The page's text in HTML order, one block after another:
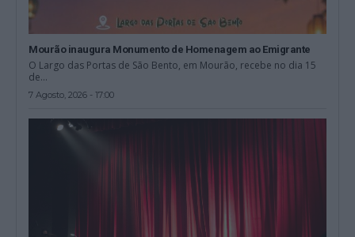
Mourão inaugura Monumento de Homenagem ao Emigrante
O Largo das Portas de São Bento, em Mourão, recebe no dia 15
de...
7 Agosto, 2026 - 17:00